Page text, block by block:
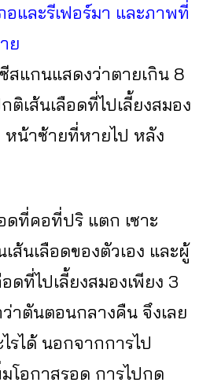
และรีเฟอร์มา และภาพที่
ย
สแกนแสดงว่าตายเกิน 8
ติเส้นเลือดที่ไปเลี้ยงสมอง
หน้าซ้ายที่หายไป หลัง
ดที่คอที่ปริ แตก เซาะ
ส้นเลือดของตัวเอง และผู้
ดที่ไปเลี้ยงสมองเพียง 3
ว่าตันตอนกลางคืน จึงเลย
ไรได้ นอกจากการไป
โอกาสรอด การไปกด